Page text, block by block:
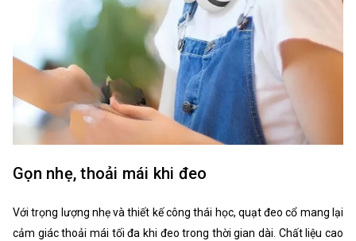
Gọn nhẹ, thoải mái khi đeo
Với trọng lượng nhẹ và thiết kế công thái học, quạt đeo cổ mang lại
cảm giác thoải mái tối đa khi đeo trong thời gian dài. Chất liệu cao